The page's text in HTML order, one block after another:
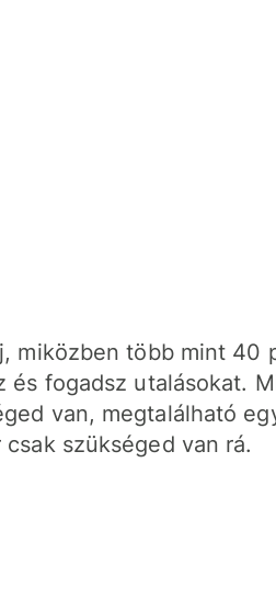
miközben több mint 40
és fogadsz utalásokat.
van, megtalálható
csak szükséged van rá.